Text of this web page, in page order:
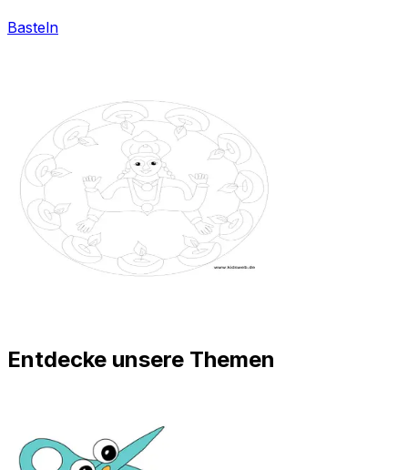
Basteln
Entdecke unsere Themen